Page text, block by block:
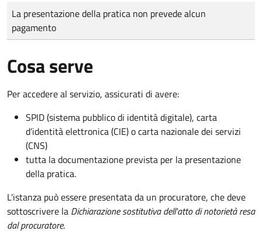
Tipo di pagamento
Importo
La presentazione della pratica non prevede alcun
pagamento
Cosa serve
Per accedere al servizio, assicurati di avere:
SPID (sistema pubblico di identità digitale), carta
d’identità elettronica (CIE) o carta nazionale dei servizi
(CNS)
tutta la documentazione prevista per la presentazione
della pratica.
L'istanza può essere presentata da un procuratore, che deve
sottoscrivere la Dichiarazione sostitutiva dell'atto di notorietà resa
dal procuratore.